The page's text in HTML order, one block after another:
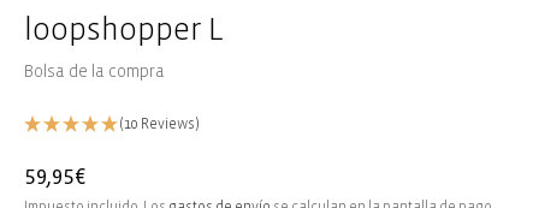
una
ventana
loopshopper L
Bolsa de la compra
(10 Reviews)
Precio
habitual
59,95€